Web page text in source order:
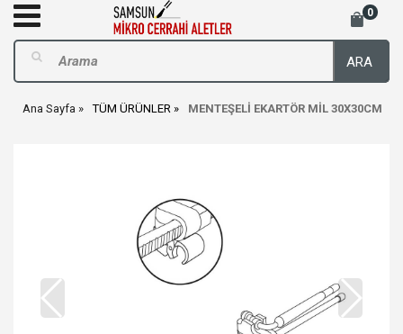
0
ARA
Ana Sayfa TÜM ÜRÜNLER MENTEŞELİ EKARTÖR MİL 30X30CM